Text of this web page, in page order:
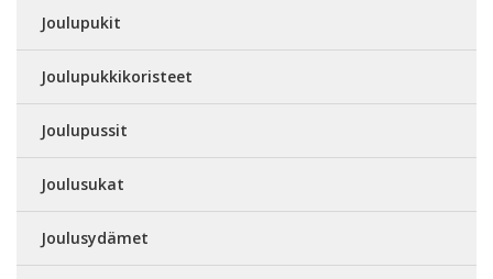
Joulupukit
Joulupukkikoristeet
Joulupussit
Joulusukat
Joulusydämet